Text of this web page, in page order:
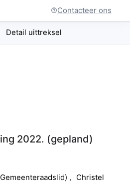
Contacteer ons
Detail uittreksel
2022. (gepland)
Gemeenteraadslid)
Christel